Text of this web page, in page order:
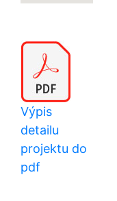
Výpis
detailu
projektu do
pdf